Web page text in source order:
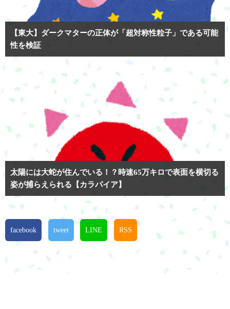
【東大】ダークマターの正体が「超対称性粒子」である可能
性を検証
太陽には大蛇が住んでいる！？時速65万キロで表面を横切る
姿が捕らえられる【カラパイア】
facebook tweet LINE RSS